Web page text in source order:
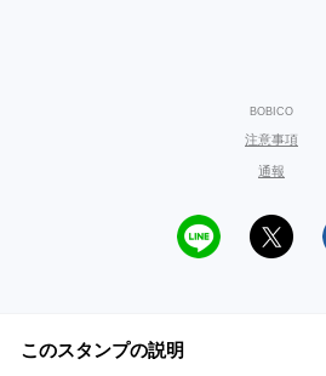
BOBICO
注意事項
通報
このスタンプの説明